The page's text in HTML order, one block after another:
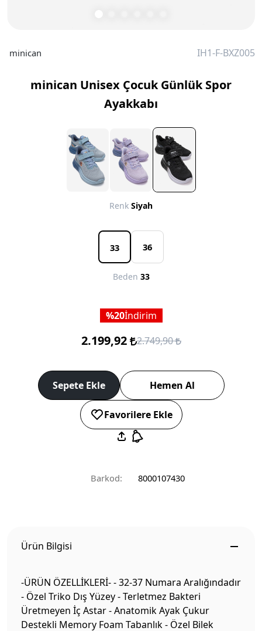
minican IH1-F-BXZ005
minican Unisex Çocuk Günlük Spor
Ayakkabı
Renk Siyah
33 36
Beden 33
20İndirim
2.199,92 2.749,90
Sepete Ekle Hemen Al
Favorilere Ekle
Barkod: 8000107430
Ürün Bilgisi
-ÜRÜN ÖZELLİKLERİ- - 32-37 Numara Aralığındadır
- Özel Triko Dış Yüzey - Terletmez Bakteri
Üretmeyen İç Astar - Anatomik Ayak Çukur
Destekli Memory Foam Tabanlık - Özel Bilek